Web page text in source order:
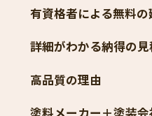
有資格者による無料
詳細がわかる納得の見
高品質の理由